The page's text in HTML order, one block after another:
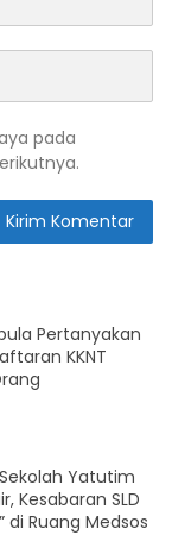
pada
Pertanyakan
KKNT
Yatutim
Kesabaran SLD
di Ruang Medsos